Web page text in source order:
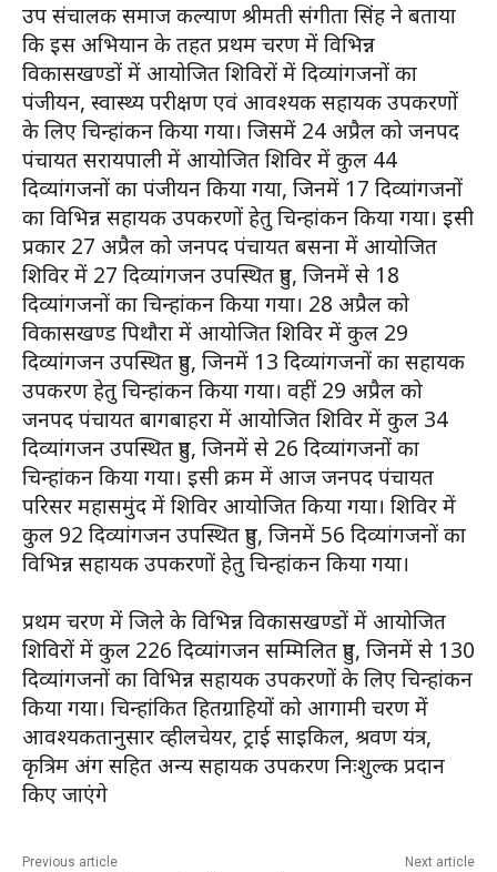
उप संचालक समाज कल्याण श्रीमती संगीता सिंह ने बताया
कि इस अभियान के तहत प्रथम चरण में विभिन्न
विकासखण्डों में आयोजित शिविरों में दिव्यांगजनों का
पंजीयन, स्वास्थ्य परीक्षण एवं आवश्यक सहायक उपकरणों
के लिए चिन्हांकन किया गया। जिसमें 24 अप्रैल को जनपद
पंचायत सरायपाली में आयोजित शिविर में कुल 44
दिव्यांगजनों का पंजीयन किया गया, जिनमें 17 दिव्यांगजनों
का विभिन्न सहायक उपकरणों हेतु चिन्हांकन किया गया। इसी
प्रकार 27 अप्रैल को जनपद पंचायत बसना में आयोजित
शिविर में 27 दिव्यांगजन उपस्थित हुए, जिनमें से 18
दिव्यांगजनों का चिन्हांकन किया गया। 28 अप्रैल को
विकासखण्ड पिथौरा में आयोजित शिविर में कुल 29
दिव्यांगजन उपस्थित हुए, जिनमें 13 दिव्यांगजनों का सहायक
उपकरण हेतु चिन्हांकन किया गया। वहीं 29 अप्रैल को
जनपद पंचायत बागबाहरा में आयोजित शिविर में कुल 34
दिव्यांगजन उपस्थित हुए, जिनमें से 26 दिव्यांगजनों का
चिन्हांकन किया गया। इसी क्रम में आज जनपद पंचायत
परिसर महासमुंद में शिविर आयोजित किया गया। शिविर में
कुल 92 दिव्यांगजन उपस्थित हुए, जिनमें 56 दिव्यांगजनों का
विभिन्न सहायक उपकरणों हेतु चिन्हांकन किया गया।
प्रथम चरण में जिले के विभिन्न विकासखण्डों में आयोजित
शिविरों में कुल 226 दिव्यांगजन सम्मिलित हुए, जिनमें से 130
दिव्यांगजनों का विभिन्न सहायक उपकरणों के लिए चिन्हांकन
किया गया। चिन्हांकित हितग्राहियों को आगामी चरण में
आवश्यकतानुसार व्हीलचेयर, ट्राई साइकिल, श्रवण यंत्र,
कृत्रिम अंग सहित अन्य सहायक उपकरण निःशुल्क प्रदान
किए जाएंगे
Previous article Next article